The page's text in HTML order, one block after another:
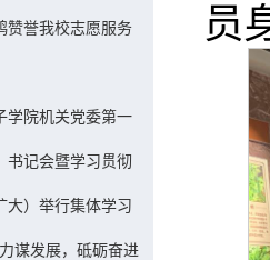
赞誉我校志愿服务
学院机关党委第一
书记会暨学习贯彻
义思想主题教育推
大）举行集体学习
谋发展，砥砺奋进
员